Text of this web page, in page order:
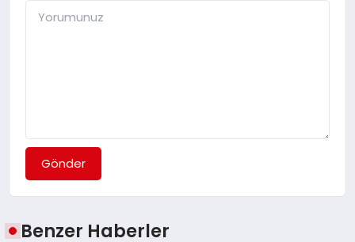
Gönder
Benzer Haberler